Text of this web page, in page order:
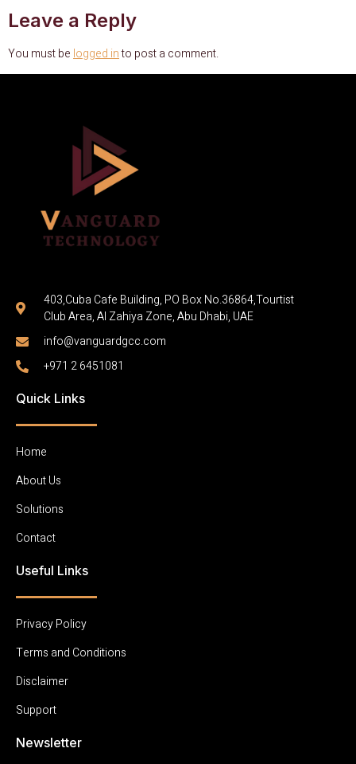
Leave a Reply
You must belogged into post a comment.
403,Cuba Cafe Building, PO Box No.36864,Tourtist
Club Area, Al Zahiya Zone, Abu Dhabi, UAE
info@vanguardgcc.com
+971 2 6451081
Quick Links
Home
About Us
Solutions
Contact
Useful Links
Privacy Policy
Terms and Conditions
Disclaimer
Support
Newsletter